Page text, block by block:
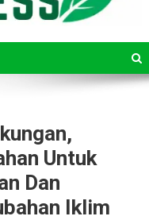
Untuk
Dan
Iklim